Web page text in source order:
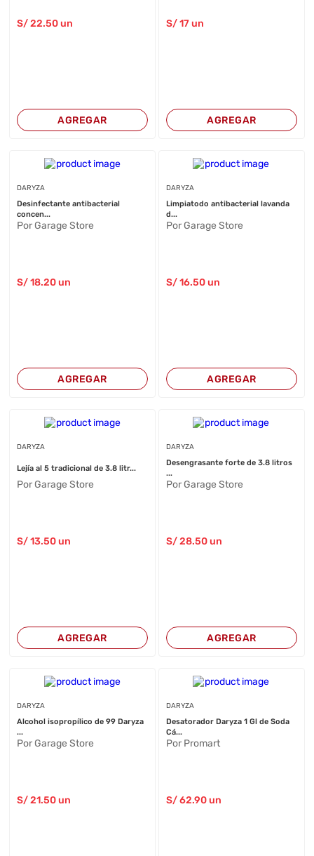
S/22.50 un
AGREGAR
S/17un
AGREGAR
DARYZA
Desinfectante antibacterial
concen...
Por Garage Store
S/18.20 un
AGREGAR
DARYZA
Limpiatodo antibacterial lavanda
d...
Por Garage Store
S/16.50un
AGREGAR
DARYZA
Lejía al 5 tradicional de 3.8 litr...
Por Garage Store
S/13.50 un
AGREGAR
DARYZA
Desengrasante forte de 3.8 litros
...
Por Garage Store
S/28.50un
AGREGAR
DARYZA
Alcohol isopropílico de 99 Daryza
...
Por Garage Store
S/21.50 un
DARYZA
Desatorador Daryza 1 Gl de Soda
Cá...
Por Promart
S/62.90un